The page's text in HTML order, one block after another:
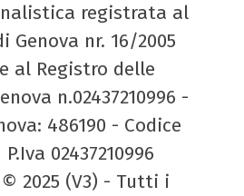
registrata al
Genova nr. 16/2005
al Registro delle
n.02437210996 -
486190 - Codice
02437210996
2025 (V3) - Tutti i